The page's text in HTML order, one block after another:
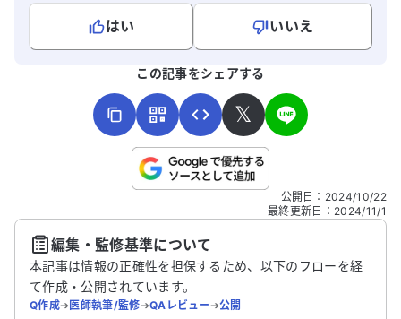
はい
いいえ
こちらは送信専用のフォームです。氏名やご自身の病気の詳細な
送信する
この記事をシェアする
𝕏
公開日 ： 2024/10/22
最終更新日 ： 2024/11/1
編集・監修基準について
本記事は情報の正確性を担保するため、以下のフローを経
て作成・公開されています。
Q作成➔医師執筆/監修➔QAレビュー➔公開